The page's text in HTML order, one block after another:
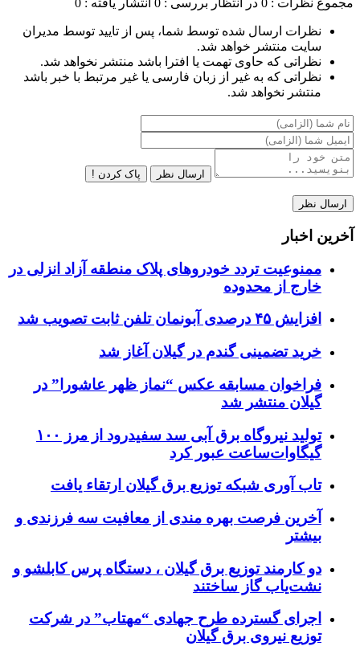
مجموع نظرات : 0 در انتظار بررسی : 0 انتشار یافته : 0
نظرات ارسال شده توسط شما، پس از تایید توسط مدیران
سایت منتشر خواهد شد.
نظراتی که حاوی تهمت یا افترا باشد منتشر نخواهد شد.
نظراتی که به غیر از زبان فارسی یا غیر مرتبط با خبر باشد
منتشر نخواهد شد.
ارسال نظر پاک کردن !
آخرین اخبار
ممنوعیت تردد خودروهای پلاک منطقه آزاد انزلی در
خارج از محدوده
افزایش ۴۵ درصدی آبونمان تلفن ثابت تصویب شد
خرید تضمینی گندم در گیلان آغاز شد
فراخوان مسابقه عکس “نماز ظهر عاشورا” در
گیلان منتشر شد
تولید نیروگاه برق‌ آبی سد سفیدرود از مرز ۱۰۰
گیگاوات‌ساعت عبور کرد
تاب آوری شبکه توزیع برق گیلان ارتقاء یافت
آخرین فرصت بهره مندی از معافیت سه فرزندی و
بیشتر
دو کارمند توزیع برق گیلان ، دستگاه پرس کابلشو و
نشت‌یاب گاز ساختند
اجرای گسترده طرح جهادی “مهتاب” در شرکت
توزیع نیروی برق گیلان